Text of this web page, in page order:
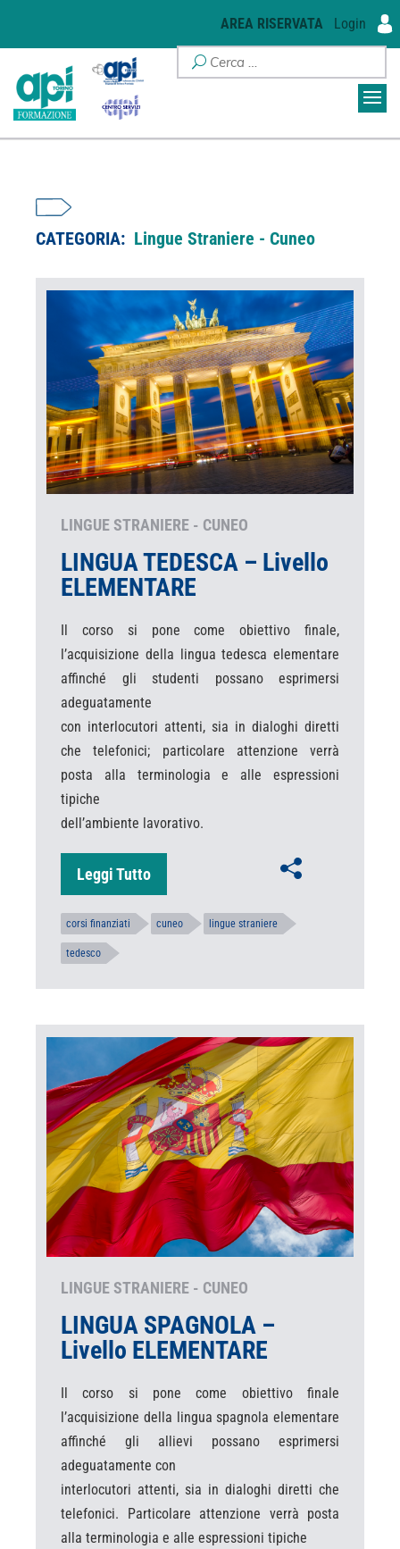
AREA RISERVATA Login
CATEGORIA: Lingue Straniere - Cuneo
LINGUE STRANIERE - CUNEO
LINGUA TEDESCA – Livello
ELEMENTARE
Il corso si pone come obiettivo finale,
l’acquisizione della lingua tedesca elementare
affinché gli studenti possano esprimersi
adeguatamente
con interlocutori attenti, sia in dialoghi diretti
che telefonici; particolare attenzione verrà
posta alla terminologia e alle espressioni
tipiche
dell’ambiente lavorativo.
Leggi Tutto
corsi finanziati cuneo lingue straniere
tedesco
LINGUE STRANIERE - CUNEO
LINGUA SPAGNOLA –
Livello ELEMENTARE
Il corso si pone come obiettivo finale
l’acquisizione della lingua spagnola elementare
affinché gli allievi possano esprimersi
adeguatamente con
interlocutori attenti, sia in dialoghi diretti che
telefonici. Particolare attenzione verrà posta
alla terminologia e alle espressioni tipiche